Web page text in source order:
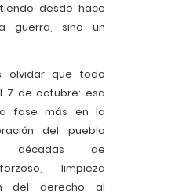
desde hace
guerra, sino un
olvidar que todo
7 de octubre: esa
fase más en la
del pueblo
décadas de
limpieza
del derecho al